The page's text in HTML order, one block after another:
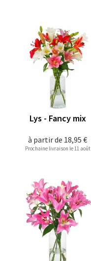
à partir de 18,95 €
Lys - Fancy mix
Prochaine livraison le 11 août